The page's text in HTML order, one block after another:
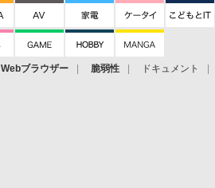
Webブラウザー 脆弱性 ドキュメント